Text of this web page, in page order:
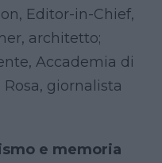
Editor-in-Chief,
architetto;
Accademia di
Rosa, giornalista
e memoria